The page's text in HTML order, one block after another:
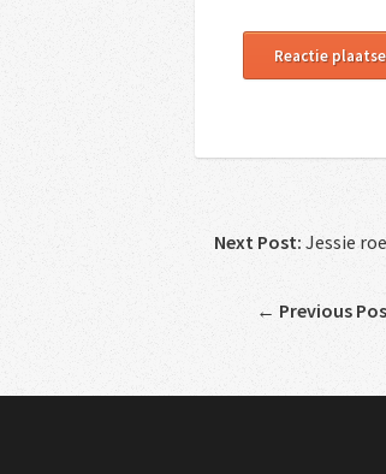
Next Post: Jessie
← Previous